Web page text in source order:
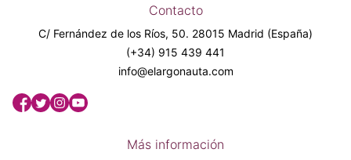
Contacto
C/ Fernández de los Ríos, 50. 28015 Madrid (España)
(+34) 915 439 441
info@elargonauta.com
Más información